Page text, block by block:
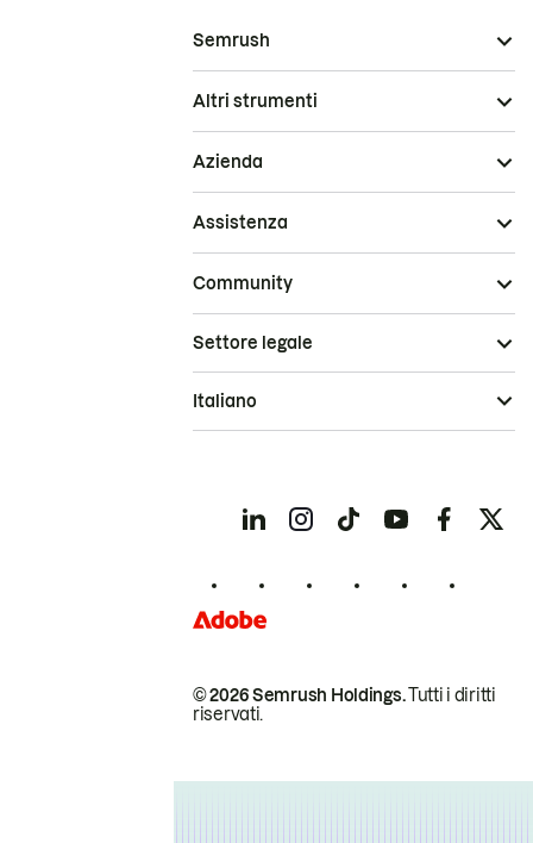
Semrush
Altri strumenti
Azienda
Assistenza
Community
© 2026 Semrush Holdings.Tutti i diritti
riservati.
Settore legale
Italiano